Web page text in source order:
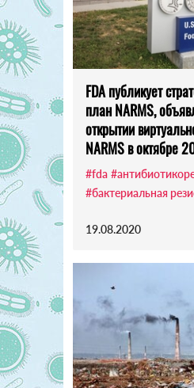
FDA публикует
план NARMS,
открытии
NARMS в октябре
#fda
#бактериальная
19.08.2020